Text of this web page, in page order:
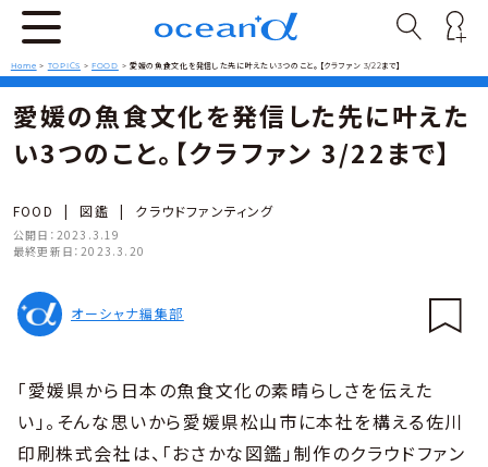
Home > TOPICS >FOOD > 愛媛の魚食文化を発信した先に叶えたい3つのこと。【クラファン 3/22まで】
愛媛の魚食文化を発信した先に叶えた
い3つのこと。【クラファン 3/22まで】
FOOD | 図鑑 | クラウドファンティング
公開日： 2023.3.19
最終更新日： 2023.3.20
オーシャナ編集部
「愛媛県から日本の魚食文化の素晴らしさを伝えた
い」。そんな思いから愛媛県松山市に本社を構える佐川
印刷株式会社は、「おさかな図鑑」制作のクラウドファン